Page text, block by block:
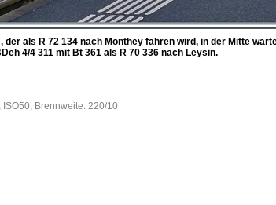
als R 72 134 nach Monthey fahren wird, in der Mitte
4/4 311 mit Bt 361 als R 70 336 nach Leysin.
Brennweite: 220/10